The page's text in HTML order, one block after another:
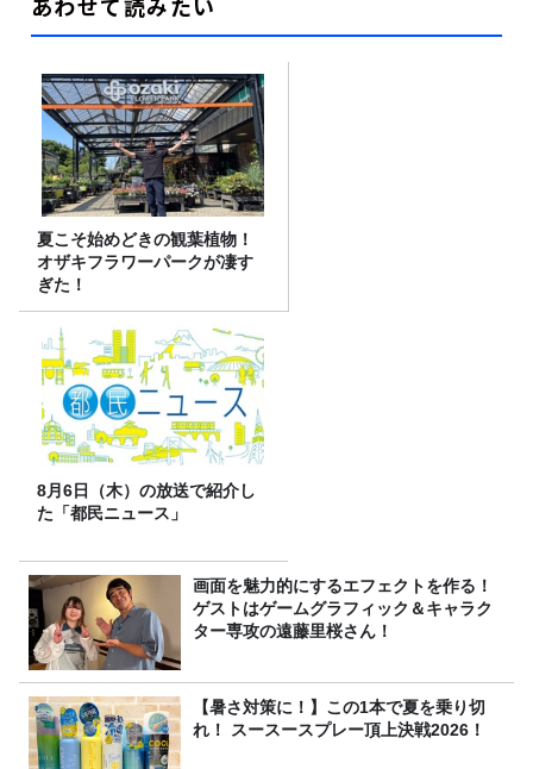
夏こそ始めどきの観葉植物！
オザキフラワーパークが凄す
ぎた！
8月6日（木）の放送で紹介し
た「都民ニュース」
画面を魅力的にするエフェクトを作る！
ゲストはゲームグラフィック＆キャラク
ター専攻の遠藤里桜さん！
【暑さ対策に！】この1本で夏を乗り切
れ！ スースースプレー頂上決戦2026！